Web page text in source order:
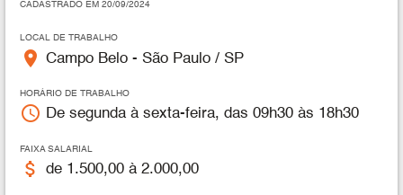
CADASTRADO EM 20/09/2024
LOCAL DE TRABALHO
place Campo Belo - São Paulo / SP
HORÁRIO DE TRABALHO
access_time De segunda à sexta-feira, das 09h30 às 18h30
FAIXA SALARIAL
attach_money de 1.500,00 à 2.000,00